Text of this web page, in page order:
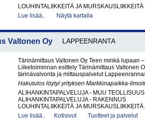
LOUHINTALIIKKEITÄ JA MURSKAUSLIIKKEITÄ
Lue lisää..
Näytä kartalla
Valtonen Oy LAPPEENRANTA
Tärinämittaus Valtonen Oy Teen minkä lupaan
Liiketoiminnan esittely Tärinämittaus Valtonen
tärinävalvonta ja mittauspalvelut
Hakutulos löytyi yrityksen Markkinapaikka-
ALIHANKINTAPALVELUJA - MUU TEOLLISUUS
ALIHANKINTAPALVELUJA - RAKENNUS
LOUHINTALIIKKEITÄ JA
Lue lisää..
Kotisivut Tuotteet ja palvelut